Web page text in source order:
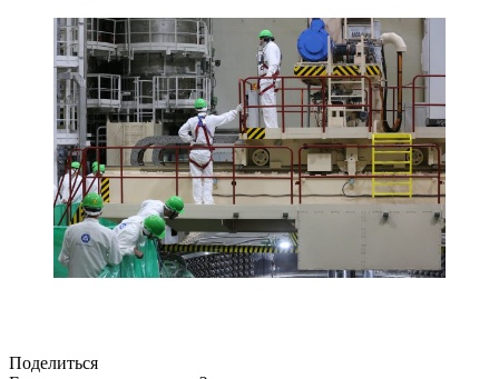
Поделиться